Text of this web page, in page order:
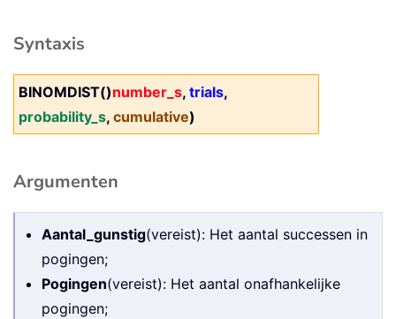
Syntaxis
BINOMDIST()number_s, trials,
probability_s, cumulative)
Argumenten
Aantal_gunstig(vereist): Het aantal successen in
pogingen;
Pogingen(vereist): Het aantal onafhankelijke
pogingen;